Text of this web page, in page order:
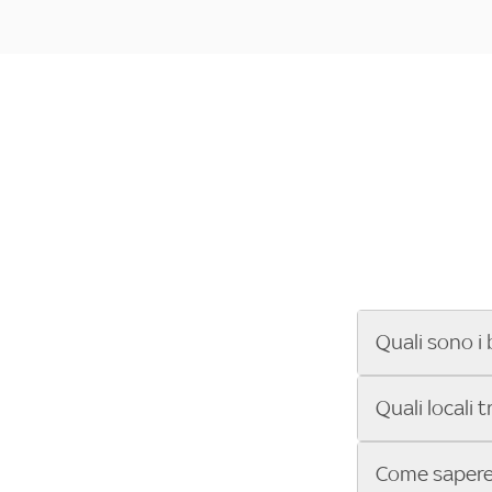
Quali sono i
Se cerchi un
ENILIVE, la
Sky Bar ti
Quali locali
Vuoi sapere
Come